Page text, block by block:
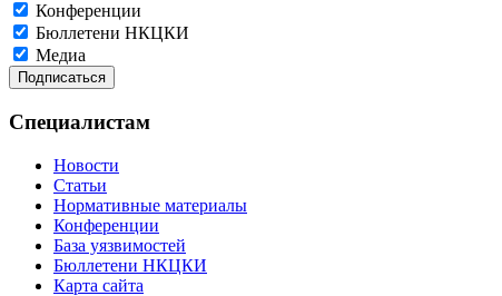
Конференции
Бюллетени НКЦКИ
Медиа
Специалистам
Новости
Статьи
Нормативные материалы
Конференции
База уязвимостей
Бюллетени НКЦКИ
Карта сайта